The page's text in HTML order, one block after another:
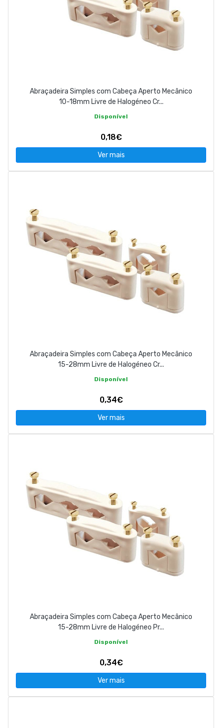
Abraçadeira Simples com Cabeça Aperto Mecânico
10-18mm Livre de Halogéneo Cr...
Disponível
0,18€
Ver mais
Abraçadeira Simples com Cabeça Aperto Mecânico
15-28mm Livre de Halogéneo Cr...
Disponível
0,34€
Ver mais
Abraçadeira Simples com Cabeça Aperto Mecânico
15-28mm Livre de Halogéneo Pr...
Disponível
0,34€
Ver mais